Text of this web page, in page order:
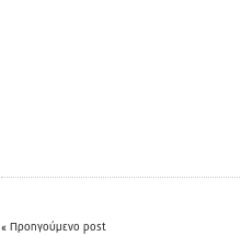
« Προηγούμενο post